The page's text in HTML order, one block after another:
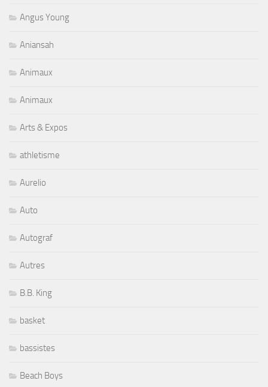
Angus Young
Aniansah
Animaux
Animaux
Arts & Expos
athletisme
Aurelio
Auto
Autograf
Autres
B.B. King
basket
bassistes
Beach Boys